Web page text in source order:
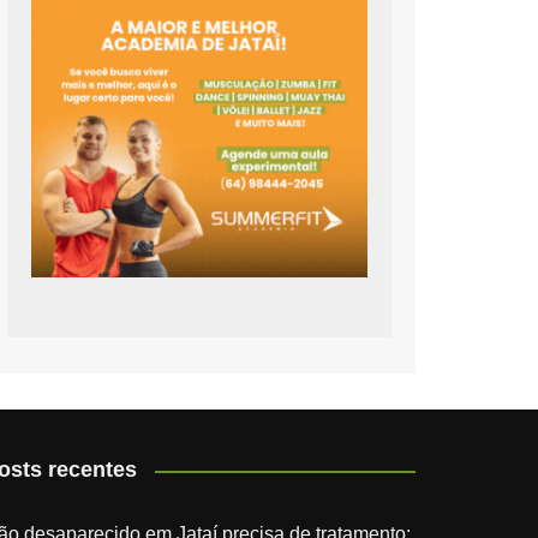
recentes
desaparecido em Jataí precisa de tratamento;